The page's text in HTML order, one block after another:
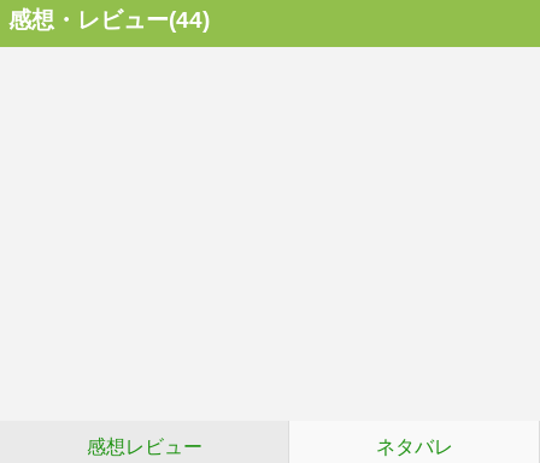
感想・レビュー(44)
感想レビュー ネタバレ